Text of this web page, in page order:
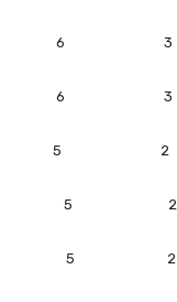
6 3
6 3
5 2
5 2
5 2